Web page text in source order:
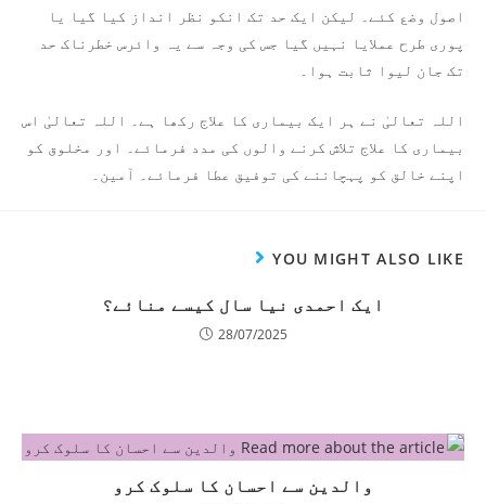
اصول وضع کئے۔ لیکن ایک حد تک انکو نظر انداز کیا گیا یا
پوری طرح عملایا نہیں گیا جس کی وجہ سے یہ وائرس خطرناک حد
تک جان لیوا ثابت ہوا۔
اللہ تعالیٰ نے ہر ایک بیماری کا علاج رکھا ہے۔ اللہ تعالیٰ اس
بیماری کا علاج تلاش کرنے والوں کی مدد فرمائے۔ اور مخلوق کو
اپنے خالق کو پہچاننے کی توفیق عطا فرمائے۔ آمین۔
YOU MIGHT ALSO LIKE
ایک احمدی نیا سال کیسے منائے؟
28/07/2025
والدین سے احسان کا سلوک کرو